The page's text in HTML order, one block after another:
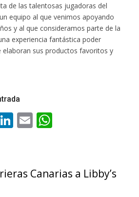
de las talentosas jugadoras del
equipo al que venimos apoyando
y al que consideramos parte de la
experiencia fantástica poder
sus productos favoritos y
Canarias a Libby’s